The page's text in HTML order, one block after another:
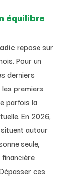
équilibre
repose sur
Pour un
derniers
premiers
parfois la
En 2026,
autour
seule,
ces